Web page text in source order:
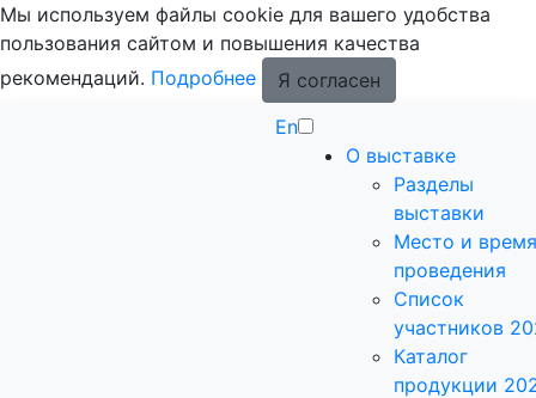
Мы используем файлы cookie для вашего удобства
пользования сайтом и повышения качества
рекомендаций. Подробнее
Я согласен
En
О выставке
Разделы
выставки
Место и время
проведения
Список
участников
Каталог
продукции